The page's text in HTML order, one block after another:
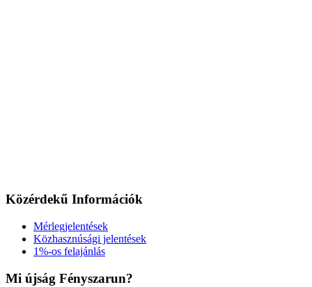
Közérdekű Információk
Mérlegjelentések
Közhasznúsági jelentések
1%-os felajánlás
Mi újság Fényszarun?